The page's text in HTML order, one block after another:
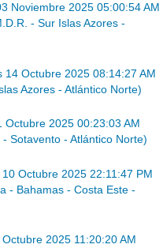
Noviembre 2025 05:00:54 AM
- Sur Islas Azores -
14 Octubre 2025 08:14:27 AM
Azores - Atlántico Norte)
Octubre 2025 00:23:03 AM
Sotavento - Atlántico Norte)
Octubre 2025 22:11:47 PM
- Bahamas - Costa Este -
2025 11:20:20 AM